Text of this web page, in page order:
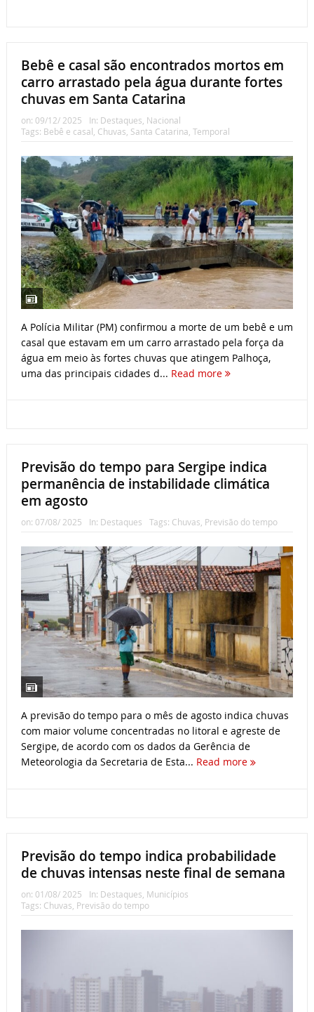
Bebê e casal são encontrados mortos em
carro arrastado pela água durante fortes
chuvas em Santa Catarina
on: 09/12/ 2025 In: Destaques Nacional
Tags: Bebê e casal Chuvas Santa Catarina Temporal
A Polícia Militar (PM) confirmou a morte de um bebê e um
casal que estavam em um carro arrastado pela força da
água em meio às fortes chuvas que atingem Palhoça,
uma das principais cidades d... Read more
Previsão do tempo para Sergipe indica
permanência de instabilidade climática
em agosto
on: 07/08/ 2025 In: Destaques Tags: Chuvas Previsão do tempo
A previsão do tempo para o mês de agosto indica chuvas
com maior volume concentradas no litoral e agreste de
Sergipe, de acordo com os dados da Gerência de
Meteorologia da Secretaria de Esta... Read more
Previsão do tempo indica probabilidade
de chuvas intensas neste final de semana
on: 01/08/ 2025 In: Destaques Municípios
Tags: Chuvas Previsão do tempo